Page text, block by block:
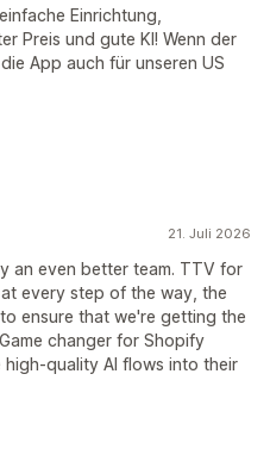
Einrichtung,
Preis und gute KI! Wenn der
App auch für unseren US
21. Juli 2026
an even better team. TTV for
every step of the way, the
ensure that we're getting the
changer for Shopify
quality AI flows into their